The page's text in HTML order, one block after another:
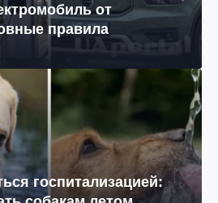
от
правила
госпитализацией: